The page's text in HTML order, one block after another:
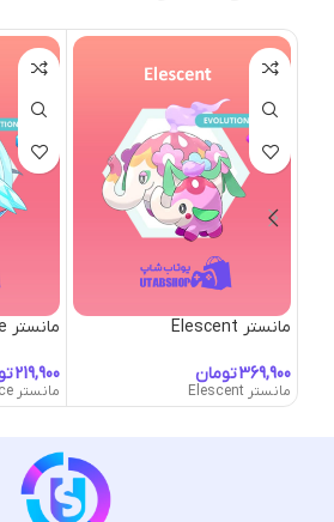
مانستر Elescent
تومان
مانستر Elescent
مانستر Gargice
مانستر Gargice